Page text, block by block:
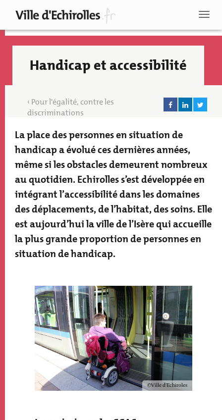
principal
Recherche
Handicap et accessibilité
Pour l'égalité, contre les
discriminations
Texte
accroche
La place des personnes en situation de
handicap a évolué ces dernières années,
même si les obstacles demeurent nombreux
au quotidien. Echirolles s’est développée en
intégrant l’accessibilité dans les domaines
des déplacements, de l’habitat, des soins. Elle
est aujourd’hui la ville de l’Isère qui accueille
la plus grande proportion de personnes en
situation de handicap.
Image
Image
Copyright
Ville d'Echiroles